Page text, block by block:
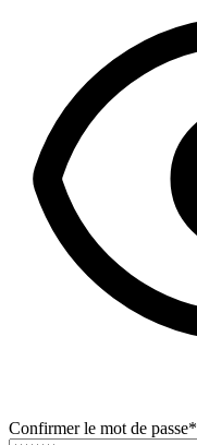
Confirmer le mot de passe*